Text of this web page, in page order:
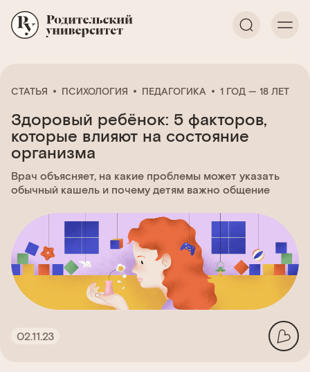
СТАТЬЯ ПСИХОЛОГИЯ ПЕДАГОГИКА 1 ГОД — 18 ЛЕТ
Здоровый ребёнок: 5 факторов,
которые влияют на состояние
организма
Врач объясняет, на какие проблемы может указать
обычный кашель и почему детям важно общение
02.11.23